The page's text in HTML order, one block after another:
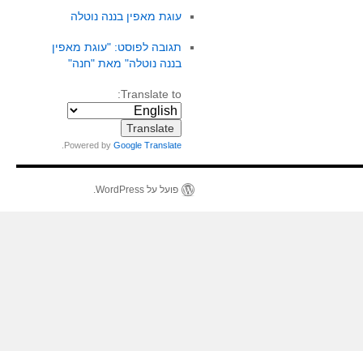
עוגת מאפין בננה נוטלה
תגובה לפוסט: "עוגת מאפין
בננה נוטלה" מאת "חנה"
Translate to:
Powered byGoogle Translate
פועל על WordPress.